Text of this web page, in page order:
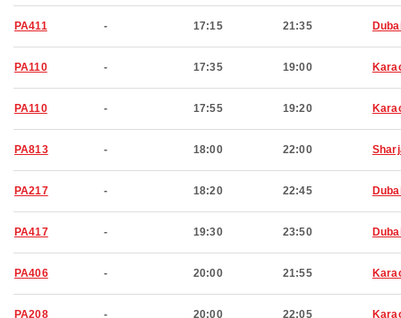
PA411 - 17:15 21:35
PA110 - 17:35 19:00
PA110 - 17:55 19:20
PA813 - 18:00 22:00
PA217 - 18:20 22:45
PA417 - 19:30 23:50
PA406 - 20:00 21:55
PA208 - 20:00 22:05